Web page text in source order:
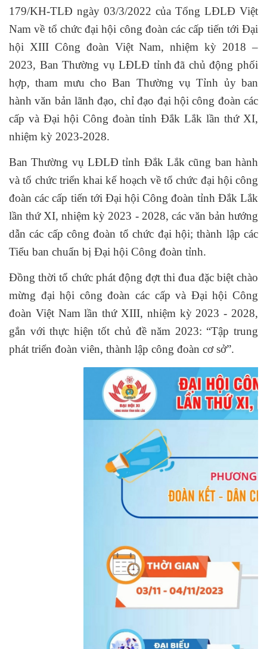
179/KH-TLĐ ngày 03/3/2022 của Tổng LĐLĐ Việt
Nam về tổ chức đại hội công đoàn các cấp tiến tới Đại
hội XIII Công đoàn Việt Nam, nhiệm kỳ 2018 –
2023, Ban Thường vụ LĐLĐ tỉnh đã chủ động phối
hợp, tham mưu cho Ban Thường vụ Tỉnh ủy ban
hành văn bản lãnh đạo, chỉ đạo đại hội công đoàn các
cấp và Đại hội Công đoàn tỉnh Đắk Lắk lần thứ XI,
nhiệm kỳ 2023-2028.
Ban Thường vụ LĐLĐ tỉnh Đắk Lắk cũng ban hành
và tổ chức triển khai kế hoạch về tổ chức đại hội công
đoàn các cấp tiến tới Đại hội Công đoàn tỉnh Đắk Lắk
lần thứ XI, nhiệm kỳ 2023 - 2028, các văn bản hướng
dẫn các cấp công đoàn tổ chức đại hội; thành lập các
Tiểu ban chuẩn bị Đại hội Công đoàn tỉnh.
Đồng thời tổ chức phát động đợt thi đua đặc biệt chào
mừng đại hội công đoàn các cấp và Đại hội Công
đoàn Việt Nam lần thứ XIII, nhiệm kỳ 2023 - 2028,
gắn với thực hiện tốt chủ đề năm 2023: “Tập trung
phát triển đoàn viên, thành lập công đoàn cơ sở”.